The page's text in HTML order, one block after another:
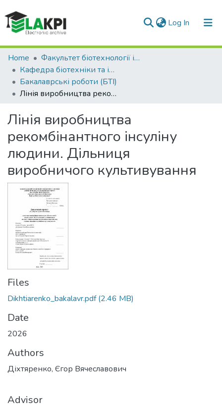
Log In (current)
Communities & Collections
All of DSpace
Statistics
Home
Факультет біотехнології і біотехніки (ФБТ)
Кафедра біотехніки та інженерії (БТІ)
Бакалаврські роботи (БТІ)
Лінія виробництва рекомбінантного інсуліну людини. Дільниця виробничого культивування
Лінія виробництва
рекомбінантного інсуліну
людини. Дільниця
виробничого культивування
Files
Dikhtiarenko_bakalavr.pdf(2.46 MB)
Date
2026
Authors
Діхтяренко, Єгор Вячеславович
Advisor